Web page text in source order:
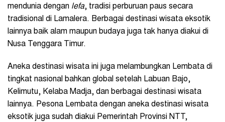
mendunia dengan lefa, tradisi perburuan paus secara
tradisional di Lamalera. Berbagai destinasi wisata eksotik
lainnya baik alam maupun budaya juga tak hanya diakui di
Nusa Tenggara Timur.
Aneka destinasi wisata ini juga melambungkan Lembata di
tingkat nasional bahkan global setelah Labuan Bajo,
Kelimutu, Kelaba Madja, dan berbagai destinasi wisata
lainnya. Pesona Lembata dengan aneka destinasi wisata
eksotik juga sudah diakui Pemerintah Provinsi NTT,